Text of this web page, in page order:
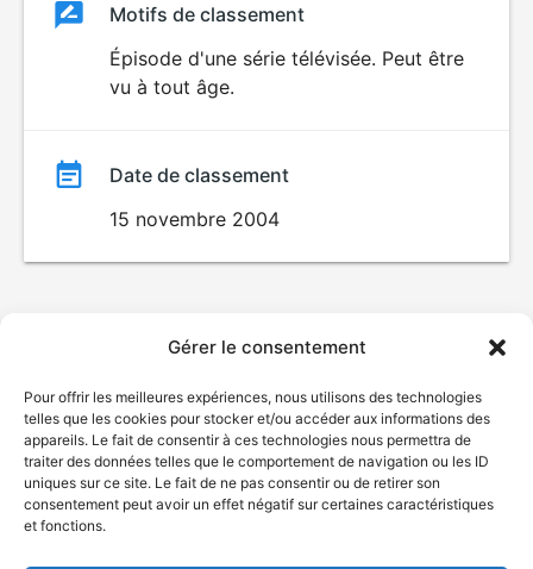
Gérer le consentement
Pour offrir les meilleures expériences, nous utilisons des technologies
telles que les cookies pour stocker et/ou accéder aux informations des
appareils. Le fait de consentir à ces technologies nous permettra de
traiter des données telles que le comportement de navigation ou les ID
uniques sur ce site. Le fait de ne pas consentir ou de retirer son
consentement peut avoir un effet négatif sur certaines caractéristiques
et fonctions.
ClassementClassement
Motifs de classement
Épisode d'une série télévisée. Peut être
vu à tout âge.
Date de classement
15 novembre 2004